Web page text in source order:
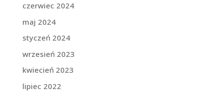
czerwiec 2024
maj 2024
styczeń 2024
wrzesień 2023
kwiecień 2023
lipiec 2022